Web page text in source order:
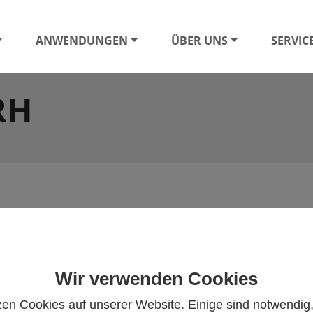
Wir verwenden Cookies
Cookies auf unserer Website. Einige sind notwendig,
ANWENDUNGEN ÜBER UNS
WTR-AK-CO2-RH